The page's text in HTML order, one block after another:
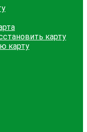
карту
карту